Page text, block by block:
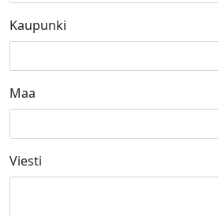
Kaupunki
Maa
Viesti